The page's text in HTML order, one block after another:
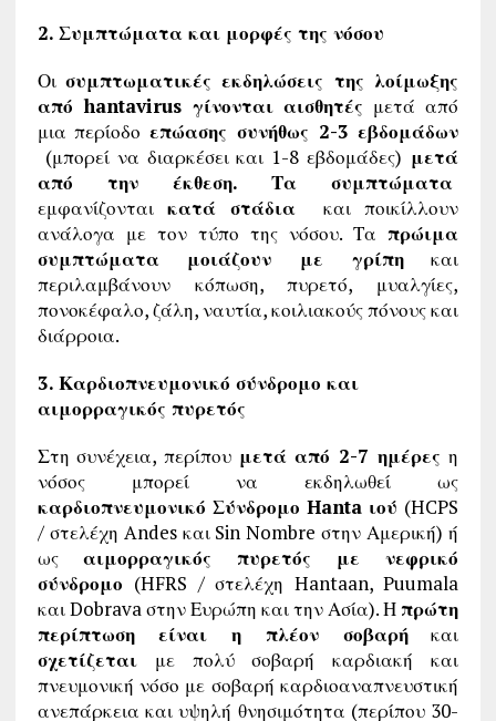
2. Συμπτώματα και μορφές της νόσου
Οισυμπτωματικές εκδηλώσεις της λοίμωξης
από hantavirus γίνονται αισθητές μετά από
μια περίοδοεπώασης συνήθως 2-3 εβδομάδων
(μπορεί να διαρκέσει και 1-8 εβδομάδες) μετά
από την έκθεση. Τα συμπτώματα
εμφανίζονται κατά στάδια
και ποικίλλουν
ανάλογα με τον τύπο της νόσου. Ταπρώιμα
συμπτώματα μοιάζουν με γρίπηκαι
περιλαμβάνουν κόπωση, πυρετό, μυαλγίες,
πονοκέφαλο, ζάλη, ναυτία, κοιλιακούς πόνους και
διάρροια.
3. Καρδιοπνευμονικό σύνδρομο και
αιμορραγικός πυρετός
Στη συνέχεια, περίπου μετά από 2-7 ημέρεςη
νόσος μπορεί να εκδηλωθεί ως
καρδιοπνευμονικό Σύνδρομο Hanta ιού (HCPS
/ στελέχη Andes και Sin Nombre στην Αμερική) ή
ως αιμορραγικός πυρετός με νεφρικό
σύνδρομο (HFRS / στελέχη Hantaan, Puumala
και Dobrava στην Ευρώπη και την Ασία). Ηπρώτη
περίπτωση είναι η πλέον σοβαρήκαι
σχετίζεταιμε πολύ σοβαρή καρδιακή και
πνευμονική νόσο με σοβαρή καρδιοαναπνευστική
ανεπάρκεια και υψηλή θνησιμότητα (περίπου 30-